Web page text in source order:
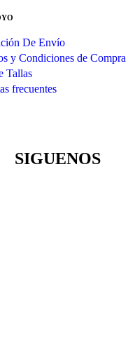
De Envío
y Condiciones de Compra
Tallas
frecuentes
SIGUENOS